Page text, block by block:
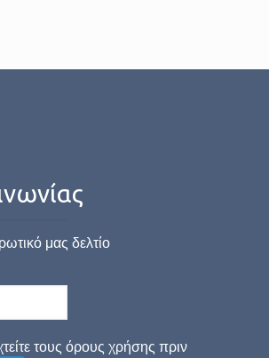
μας δελτίο
τους όρους χρήσης πριν